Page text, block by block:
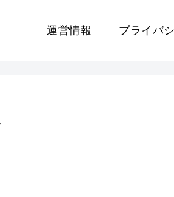
運営情報 プライバ